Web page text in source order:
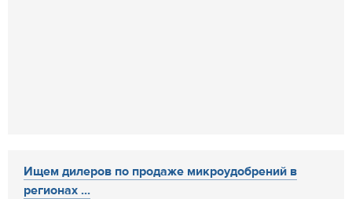
Ищем дилеров по продаже микроудобрений в
регионах ...